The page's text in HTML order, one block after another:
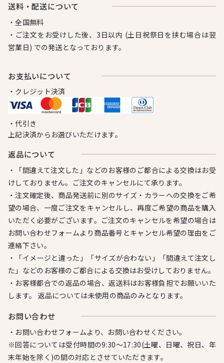
送料・配送について
・全国無料
・ご注文をお受けした後、3日以内 (土日祝祭日を挟む場合は翌
営業日) での発送となっております。
お⽀払いについて
・クレジット決済
・代引き
上記決済からお選びいただけます。
返品について
・「間違えて注文した」などのお客様のご都合による交換はお受
けしておりません。ご注文のキャンセルにて承ります。
・注文確定後、商品発送前に別のサイズ・カラーへの交換をご希
望の場合、一度ご注文をキャンセルし、再度ご希望の商品を購入
いただく必要がございます。ご注文のキャンセルを希望の場合は
お問い合わせフォームより商品番号とキャンセル希望の理由をご
連絡下さい。
・「イメージと違った」「サイズが合わない」「間違えて注文し
た」などのお客様のご都合による交換はお受けしておりません。
・お客様都合での返品の場合、返送料はお客様負担でお願いいた
します。 返品については未使用の商品のみとなります。
お問い合わせ
・お問い合わせフォームより、お問い合わせください。
※回答については受付時間の9:30～17:30(土曜、日曜、祝日、年
末年始を除く)の間の対応とさせていただきます。